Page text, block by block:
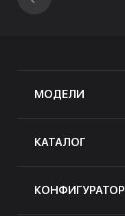
МОДЕЛИ
КАТАЛОГ
КОНФИГУРАТОР